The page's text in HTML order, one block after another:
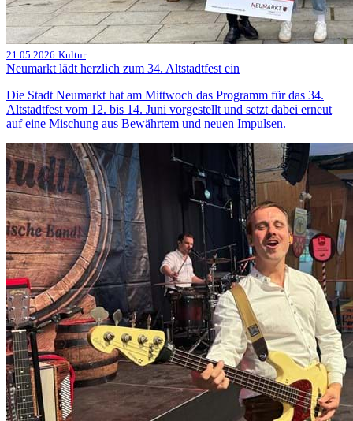
21.05.2026 Kultur
Neumarkt lädt herzlich zum 34. Altstadtfest ein
Die Stadt Neumarkt hat am Mittwoch das Programm für das 34.
Altstadtfest vom 12. bis 14. Juni vorgestellt und setzt dabei erneut
auf eine Mischung aus Bewährtem und neuen Impulsen.